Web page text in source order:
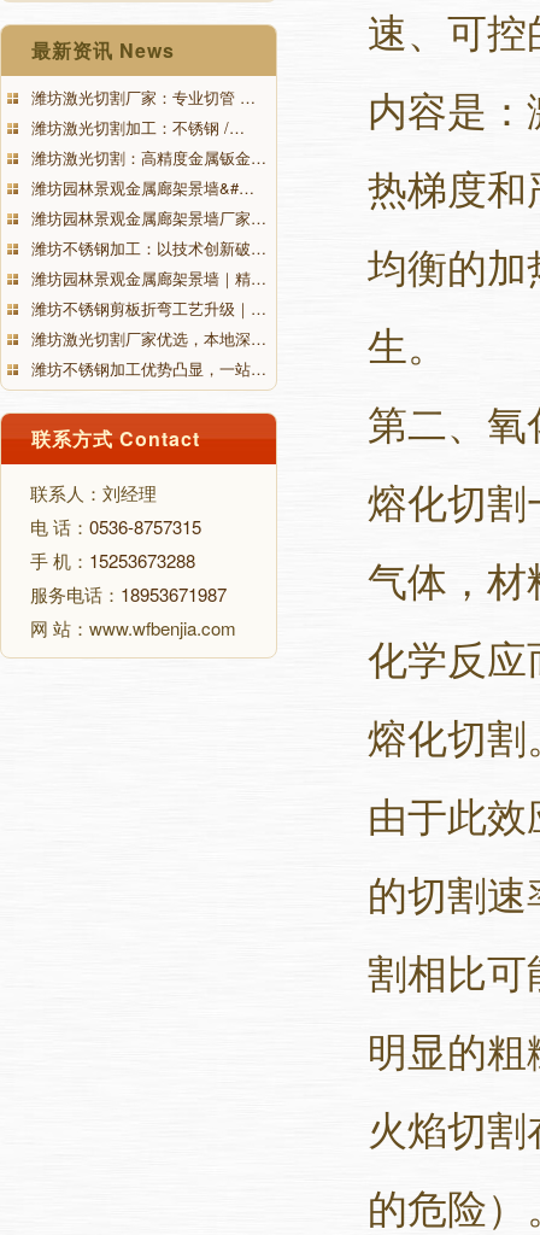
最新资讯 News
潍坊激光切割厂家：专业切管 …
潍坊激光切割加工：不锈钢 /…
潍坊激光切割：高精度金属钣金…
潍坊园林景观金属廊架景墙&#…
潍坊园林景观金属廊架景墙厂家…
潍坊不锈钢加工：以技术创新破…
潍坊园林景观金属廊架景墙｜精…
潍坊不锈钢剪板折弯工艺升级｜…
潍坊激光切割厂家优选，本地深…
潍坊不锈钢加工优势凸显，一站…
联系方式 Contact
联系人：刘经理
电 话： 0536-8757315
手 机： 15253673288
服务电话： 18953671987
网 站：www.wfbenjia.com
速、可
内容是
热梯度
均衡的
生。
第二、
熔化切
气体，
化学反
熔化切割
由于此
的切割
割相比
明显的
火焰切
的危险